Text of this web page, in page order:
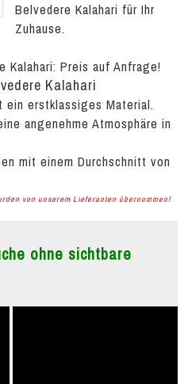
Belvedere Kalahari für Ihr
Zuhause.
Kalahari: Preis auf Anfrage!
Kalahari
ein erstklassiges Material.
angenehme Atmosphäre in
mit einem Durchschnitt von
von unserem Lieferanten übernommen!
ohne sichtbare